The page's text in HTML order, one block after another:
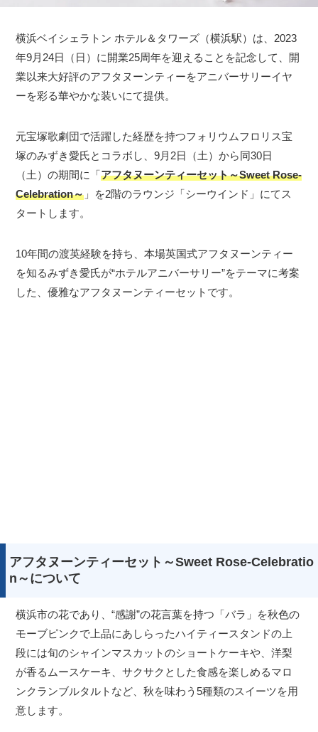
横浜ベイシェラトン ホテル＆タワーズ（横浜駅）は、2023
年9月24日（日）に開業25周年を迎えることを記念して、開
業以来大好評のアフタヌーンティーをアニバーサリーイヤ
ーを彩る華やかな装いにて提供。
元宝塚歌劇団で活躍した経歴を持つフォリウムフロリス宝
塚のみずき愛氏とコラボし、9月2日（土）から同30日
（土）の期間に「アフタヌーンティーセット～Sweet Rose-
Celebration～ 」を2階のラウンジ「シーウインド」にてス
タートします。
10年間の渡英経験を持ち、本場英国式アフタヌーンティー
を知るみずき愛氏が“ホテルアニバーサリー”をテーマに考案
した、優雅なアフタヌーンティーセットです。
アフタヌーンティーセット～Sweet Rose-Celebratio
n～について
横浜市の花であり、“感謝”の花言葉を持つ「バラ」を秋色の
モーブピンクで上品にあしらったハイティースタンドの上
段には旬のシャインマスカットのショートケーキや、洋梨
が香るムースケーキ、サクサクとした食感を楽しめるマロ
ンクランブルタルトなど、秋を味わう5種類のスイーツを用
意します。